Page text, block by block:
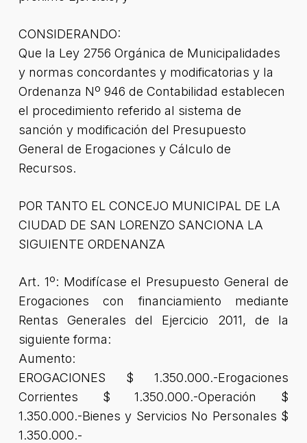
CONSIDERANDO:
Que la Ley 2756 Orgánica de Municipalidades
y normas concordantes y modificatorias y la
Ordenanza Nº 946 de Contabilidad establecen
el procedimiento referido al sistema de
sanción y modificación del Presupuesto
General de Erogaciones y Cálculo de
Recursos.
POR TANTO EL CONCEJO MUNICIPAL DE LA
CIUDAD DE SAN LORENZO SANCIONA LA
SIGUIENTE ORDENANZA
Art. 1º: Modifícase el Presupuesto General de
Erogaciones con financiamiento mediante
Rentas Generales del Ejercicio 2011, de la
siguiente forma:
Aumento:
EROGACIONES $ 1.350.000.-Erogaciones
Corrientes $ 1.350.000.-Operación $
1.350.000.-Bienes y Servicios No Personales $
1.350.000.-